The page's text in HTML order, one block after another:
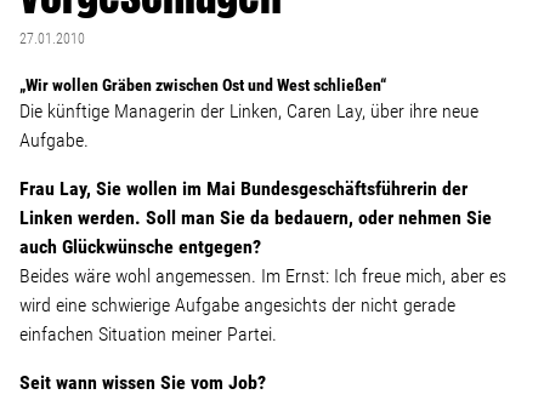
Sonstiges
Wahlkreis
27.01.2010
„Wir wollen Gräben zwischen Ost und West schließen“
Die künftige Managerin der Linken, Caren Lay, über ihre neue
Aufgabe.
Frau Lay, Sie wollen im Mai Bundesgeschäftsführerin der
Linken werden. Soll man Sie da bedauern, oder nehmen Sie
auch Glückwünsche entgegen?
Beides wäre wohl angemessen. Im Ernst: Ich freue mich, aber es
wird eine schwierige Aufgabe angesichts der nicht gerade
einfachen Situation meiner Partei.
Seit wann wissen Sie vom Job?